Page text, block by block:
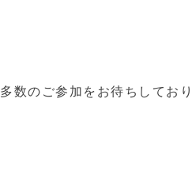
多数のご参加をお待ちしてお